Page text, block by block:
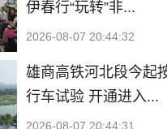
伊春行“玩转”非...
2026-08-07 20:44:32
雄商高铁河北段今起
行车试验 开通进入...
2026-08-07 20:44:31